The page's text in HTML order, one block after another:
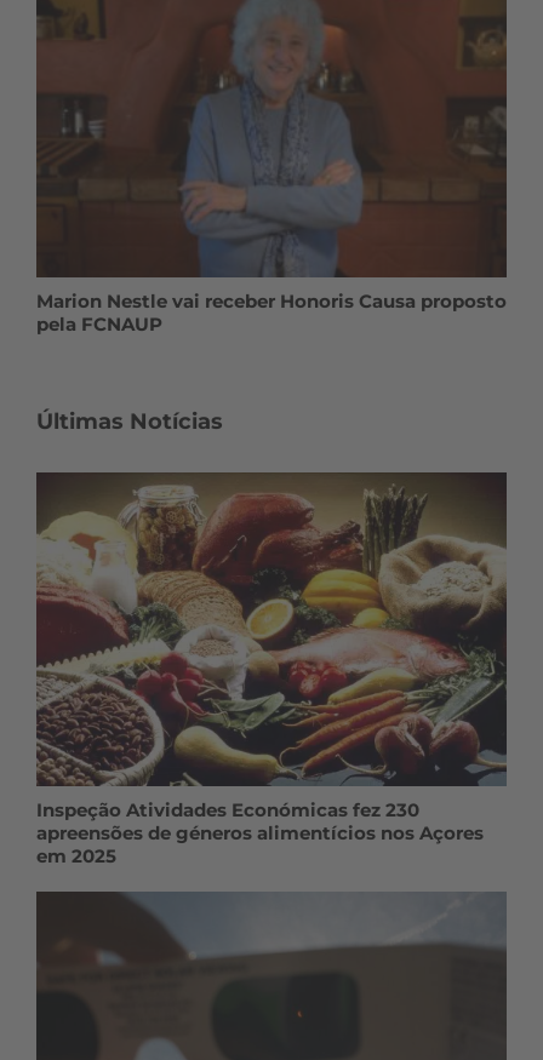
Marion Nestle vai receber Honoris Causa proposto
pela FCNAUP
Últimas Notícias
Inspeção Atividades Económicas fez 230
apreensões de géneros alimentícios nos Açores
em 2025